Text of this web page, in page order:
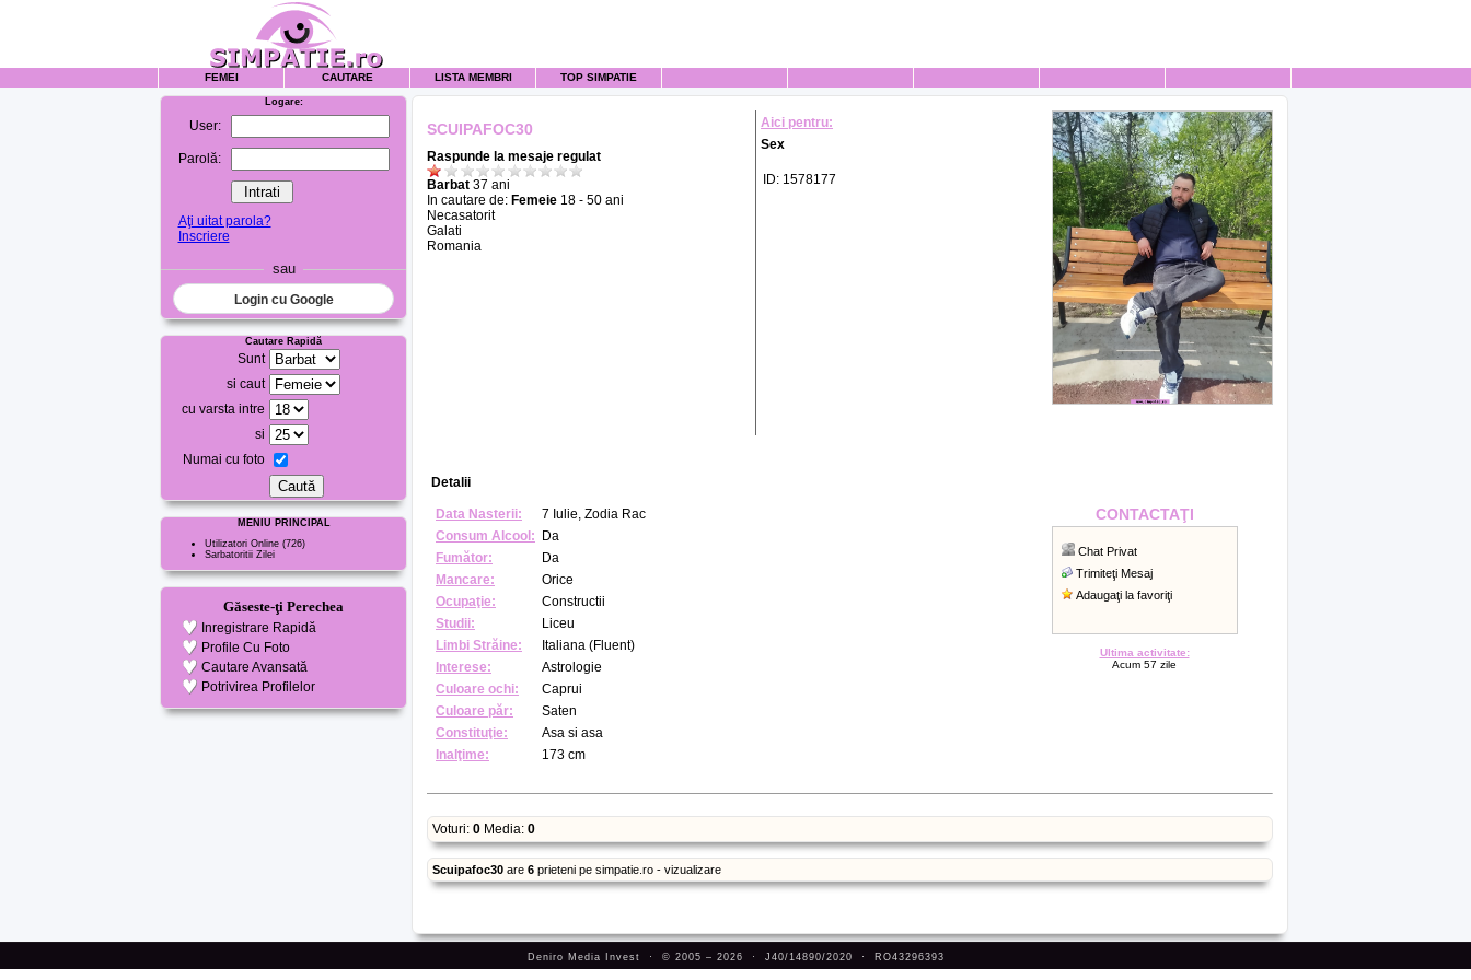
FEMEI CAUTARE LISTA MEMBRI TOP SIMPATIE
Logare:
User:
Parolă:
Aţi uitat parola?
Inscriere
sau
Login cu Google
Cautare Rapidă
Sunt
si caut
cu varsta intre
si
Numai cu foto
MENIU PRINCIPAL
Utilizatori Online (726)
Sarbatoritii Zilei
Găseste-ţi Perechea
Inregistrare Rapidă
Profile Cu Foto
Cautare Avansată
Potrivirea Profilelor
SCUIPAFOC30
Raspunde la mesaje regulat
Barbat 37 ani
In cautare de: Femeie 18 - 50 ani
Necasatorit
Galati
Romania
Aici pentru:
Sex
ID: 1578177
Detalii
Data Nasterii:
7 Iulie, Zodia Rac
Consum Alcool:
Da
Fumător:
Da
Mancare:
Orice
Ocupaţie:
Constructii
Studii:
Liceu
Limbi Străine:
Italiana (Fluent)
Interese:
Astrologie
Culoare ochi:
Caprui
Culoare păr:
Saten
Constituţie:
Asa si asa
Inalţime:
173 cm
CONTACTAŢI
Chat Privat
Trimiteţi Mesaj
Adaugaţi la favoriţi
Ultima activitate:
Acum 57 zile
Voturi: 0 Media: 0
Scuipafoc30 are 6 prieteni pe simpatie.ro - vizualizare
Deniro Media Invest · © 2005 – 2026 · J40/14890/2020 · RO43296393